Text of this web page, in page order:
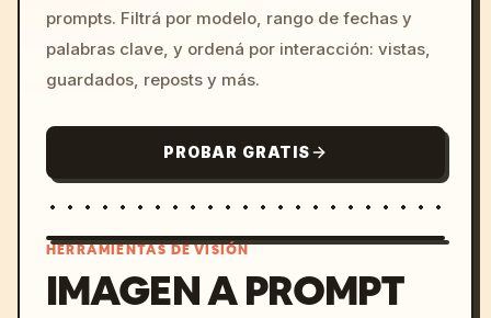
prompts. Filtrá por modelo, rango de fechas y
palabras clave, y ordená por interacción: vistas,
guardados, reposts y más.
PROBAR GRATIS
HERRAMIENTAS DE VISIÓN
IMAGEN A PROMPT